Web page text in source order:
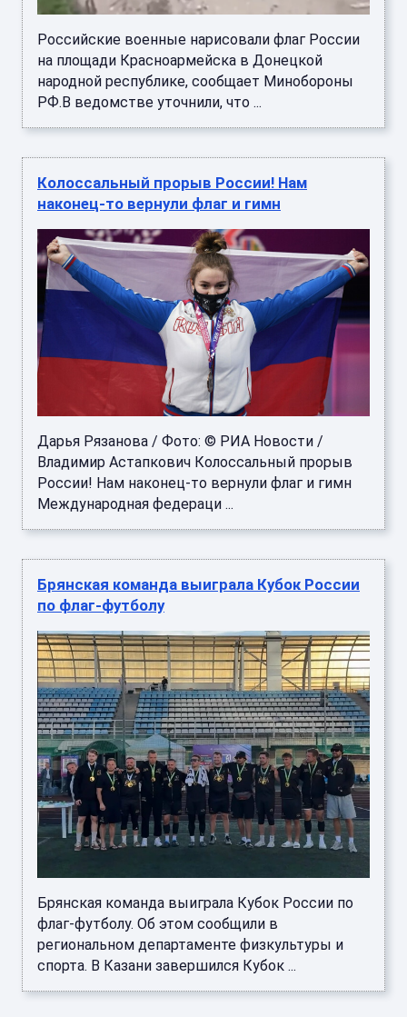
Российские военные нарисовали флаг России
на площади Красноармейска в Донецкой
народной республике, сообщает Минобороны
РФ.В ведомстве уточнили, что ...
Колоссальный прорыв России! Нам
наконец-то вернули флаг и гимн
Дарья Рязанова / Фото: © РИА Новости /
Владимир Астапкович Колоссальный прорыв
России! Нам наконец-то вернули флаг и гимн
Международная федераци ...
Брянская команда выиграла Кубок России
по флаг‑футболу
Брянская команда выиграла Кубок России по
флаг‑футболу. Об этом сообщили в
региональном департаменте физкультуры и
спорта. В Казани завершился Кубок ...